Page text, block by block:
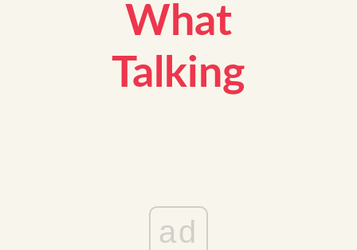
What
Talking
ad